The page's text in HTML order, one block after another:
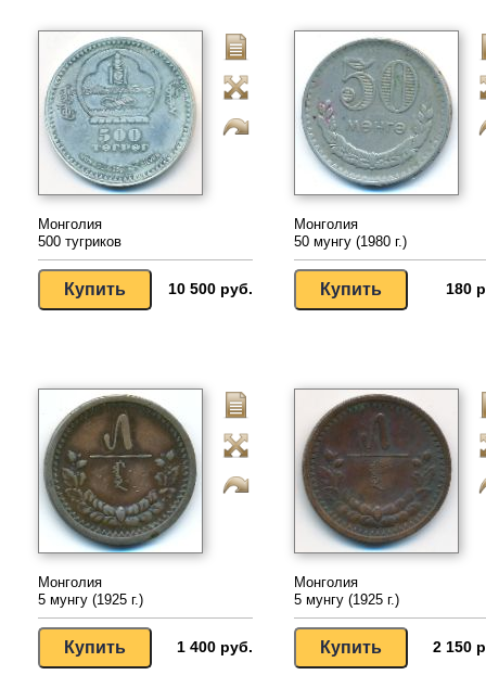
Монголия
500 тугриков
10 500 руб.
Монголия
50 мунгу (1980 г.)
180
Монголия
5 мунгу (1925 г.)
1 400 руб.
Монголия
5 мунгу (1925 г.)
2 150